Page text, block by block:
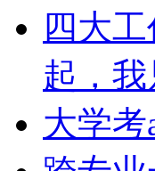
四大
起，
大学考